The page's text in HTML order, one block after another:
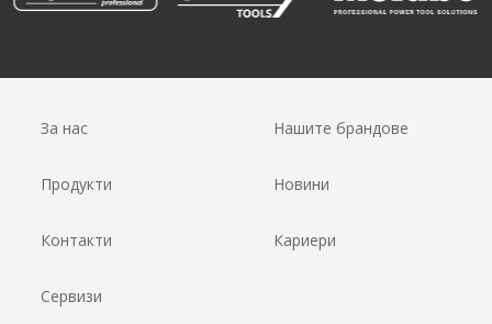
За нас Нашите брандове
Продукти Новини
Контакти Кариери
Сервизи